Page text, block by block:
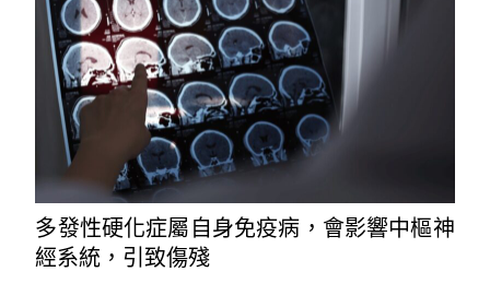
多發性硬化症屬自身免疫病，會影響中樞神
經系統，引致傷殘